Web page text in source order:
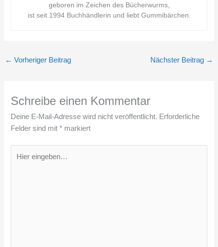
geboren im Zeichen des Bücherwurms,
ist seit 1994 Buchhändlerin und liebt Gummibärchen.
← Vorheriger Beitrag Nächster Beitrag →
Schreibe einen Kommentar
Deine E-Mail-Adresse wird nicht veröffentlicht. Erforderliche
Felder sind mit* markiert
eingeben…